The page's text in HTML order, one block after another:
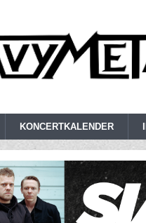
KONCERTKALENDER